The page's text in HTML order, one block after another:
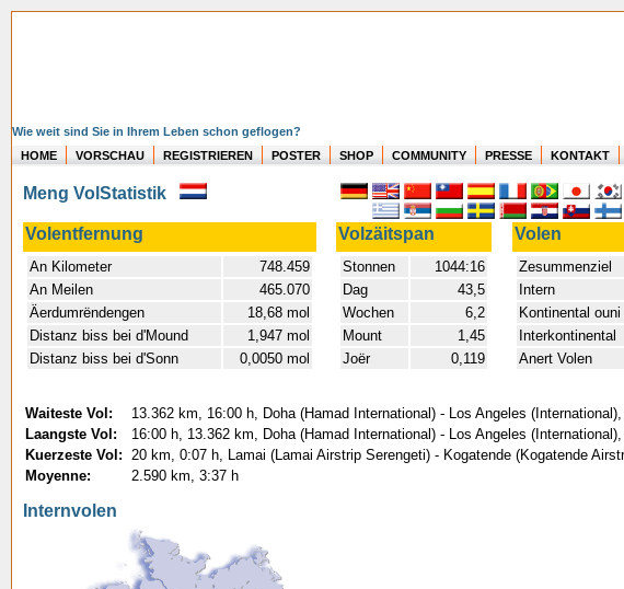
Wie weit sind Sie in Ihrem Leben schon geflogen?
HOME
VORSCHAU REGISTRIEREN POSTER SHOP COMMUNITY PRESSE KONTAKT
Meng VolStatistik
Volentfernung Volzäitspan Volen
An Kilometer
748.459
An Meilen
465.070
Äerdumrëndengen
18,68 mol
Distanz biss bei d'Mound
1,947 mol
Distanz biss bei d'Sonn
0,0050 mol
Stonnen
1044:16
Dag
43,5
Wochen
6,2
Mount
1,45
Joër
0,119
Zesummenziel
Intern
Kontinental
Interkontinental
Anert Volen
Waiteste Vol:
13.362 km, 16:00 h, Doha (Hamad International) - Los Angeles
Laangste Vol:
16:00 h, 13.362 km, Doha (Hamad International) - Los Angeles
Kuerzeste Vol: 20 km, 0:07 h, Lamai (Lamai Airstrip Serengeti) - Kogatende (Kogatende
Moyenne:
2.590 km, 3:37 h
Internvolen